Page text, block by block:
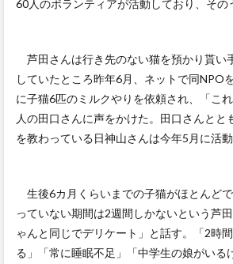
60人のボランティアが活動しており、その
芦田さんは行き先のない猫を預かり貰い
していたところ昨年6月、ネットで同NPO
に子猫6匹のミルクやりを依頼され、「こ
人の田口さんに声をかけた。田口さんとと
を教わっている日神山さんは今年5月に活動
生後6カ月くらいまでの子猫がほとんど
っていない期間は2週間しかないという芦
ゃんと同じでデリケート」と話す。「2時
る」「常に睡眠不足」「中学生の娘がいる